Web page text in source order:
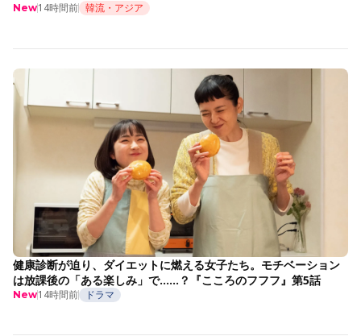
New14時間前 韓流・アジア
健康診断が迫り、ダイエットに燃える女子たち。モチベーション
は放課後の「ある楽しみ」で……？『こころのフフフ』第5話
New14時間前 ドラマ